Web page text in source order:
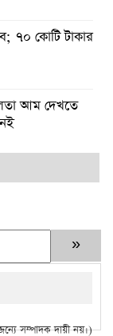
৭০ কোটি টাকার
লতা আম দেখতে
সম্পাদক দায়ী নয়।)